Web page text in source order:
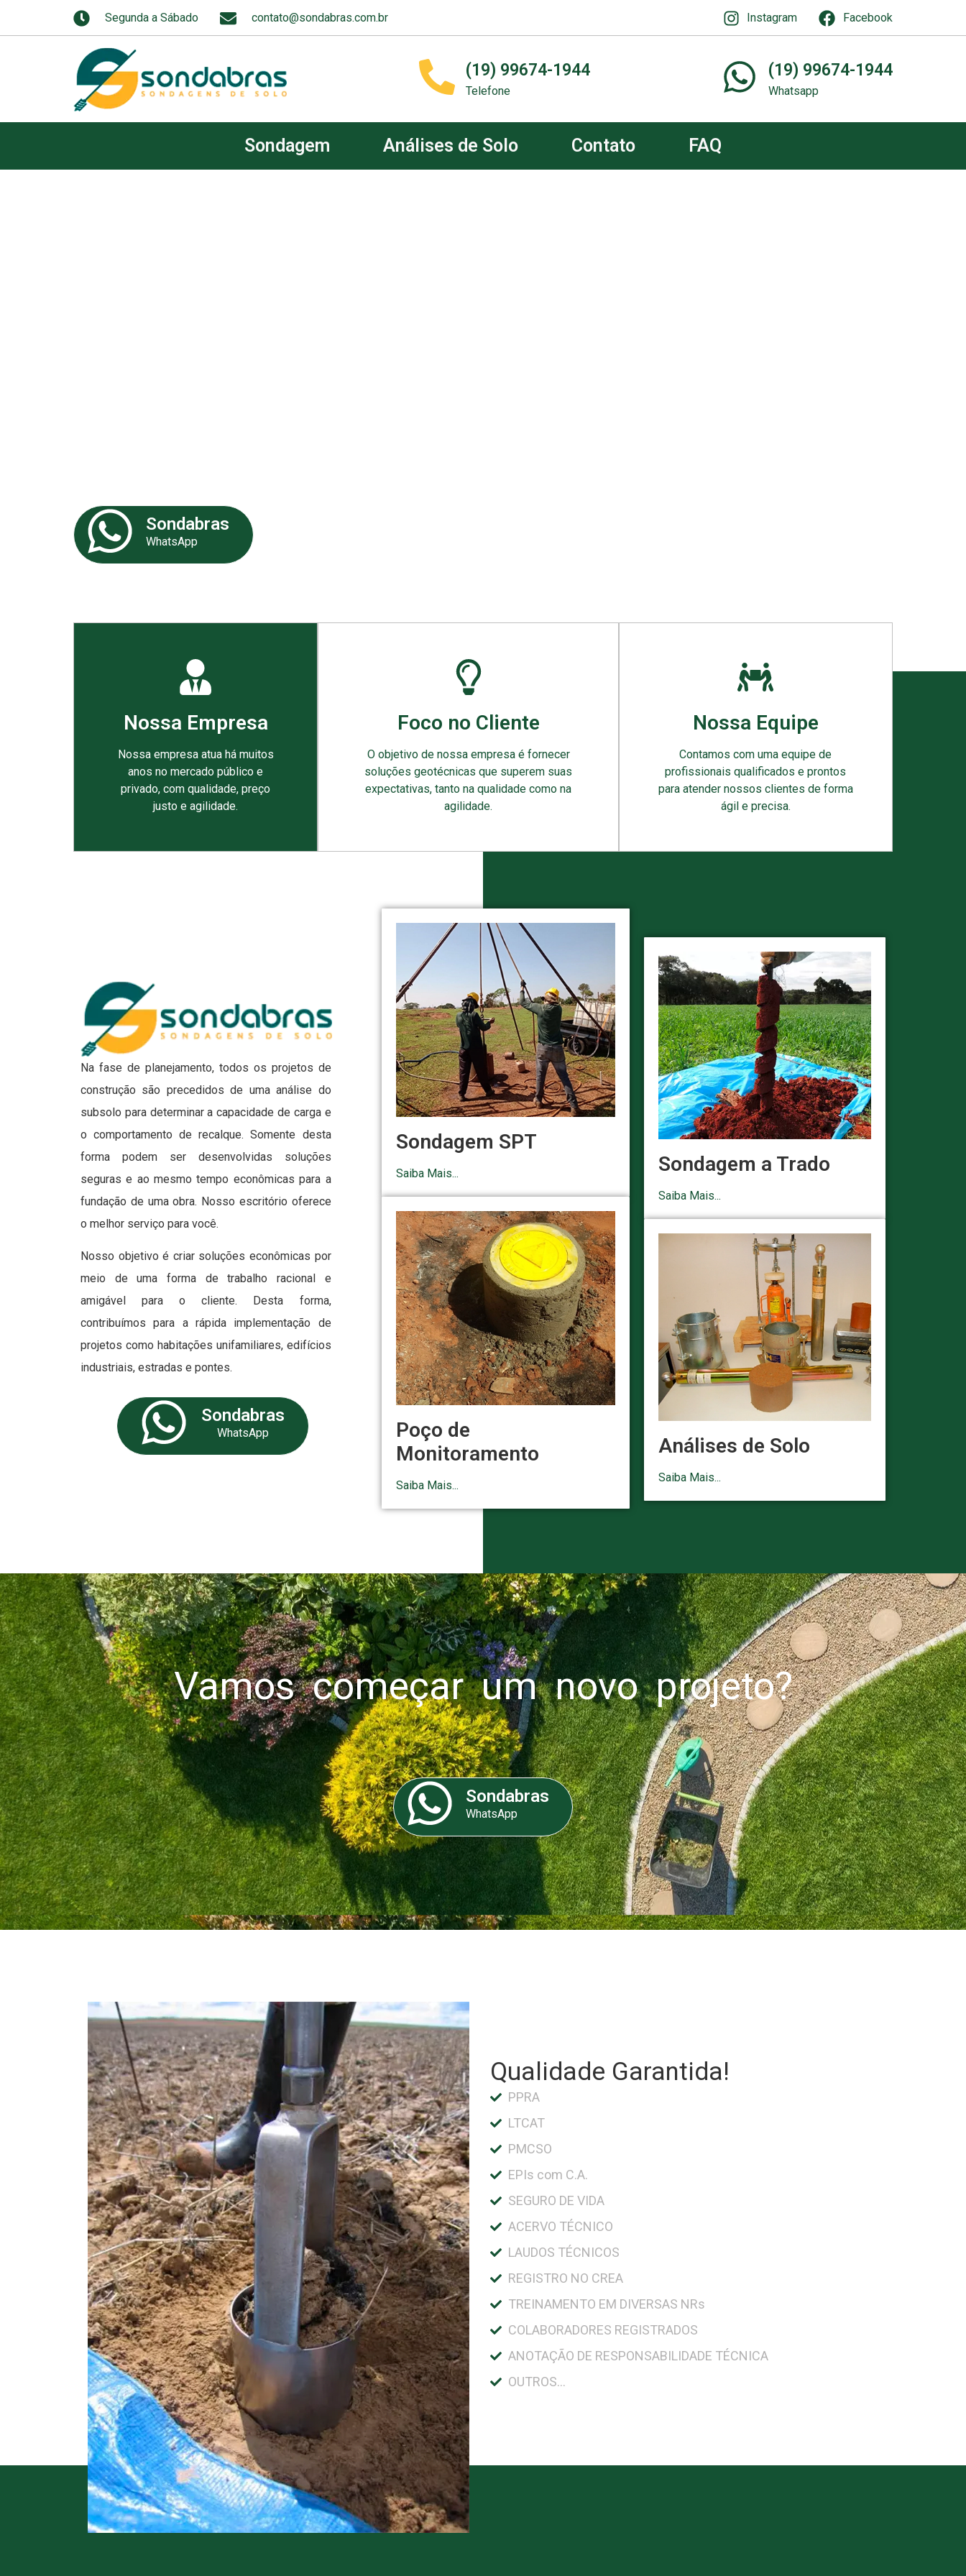
Segunda a Sábado contato@sondabras.com.br Instagram Facebook
(19) 99674-1944
Telefone
(19) 99674-1944
Whatsapp
Sondagem Análises de Solo Contato FAQ
Sondabras
WhatsApp
Nossa Empresa
Nossa empresa atua há muitos
anos no mercado público e
privado, com qualidade, preço
justo e agilidade.
Foco no Cliente
O objetivo de nossa empresa é fornecer
soluções geotécnicas que superem suas
expectativas, tanto na qualidade como na
agilidade.
Nossa Equipe
Contamos com uma equipe de
profissionais qualificados e prontos
para atender nossos clientes de forma
ágil e precisa.
Na fase de planejamento, todos os projetos de
construção são precedidos de uma análise do
subsolo para determinar a capacidade de carga e
o comportamento de recalque. Somente desta
forma podem ser desenvolvidas soluções
seguras e ao mesmo tempo econômicas para a
fundação de uma obra. Nosso escritório oferece
o melhor serviço para você.
Nosso objetivo é criar soluções econômicas por
meio de uma forma de trabalho racional e
amigável para o cliente. Desta forma,
contribuímos para a rápida implementação de
projetos como habitações unifamiliares, edifícios
industriais, estradas e pontes.
Sondabras
WhatsApp
Sondagem SPT
Saiba Mais...
Poço de
Monitoramento
Saiba Mais...
Sondagem a Trado
Saiba Mais...
Análises de Solo
Saiba Mais...
Vamos começar um novo projeto?
Sondabras
WhatsApp
Qualidade Garantida!
PPRA
LTCAT
PMCSO
EPIs com C.A.
SEGURO DE VIDA
ACERVO TÉCNICO
LAUDOS TÉCNICOS
REGISTRO NO CREA
TREINAMENTO EM DIVERSAS NRs
COLABORADORES REGISTRADOS
ANOTAÇÃO DE RESPONSABILIDADE TÉCNICA
OUTROS...